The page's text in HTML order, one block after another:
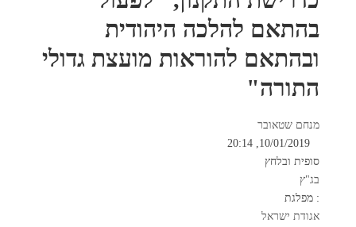
בהתאם להלכה היהודית
ובהתאם להוראות מועצת גדולי
התורה"
מנחם שטאובר
10/01/2019, 20:14
סופית ובלחץ
בג"ץ
: מפלגת
אגודת ישראל